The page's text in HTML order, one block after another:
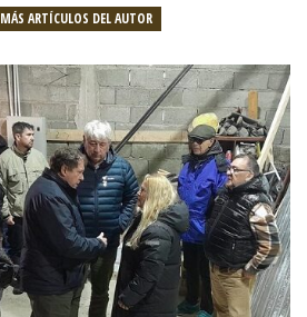
MÁS ARTÍCULOS DEL AUTOR